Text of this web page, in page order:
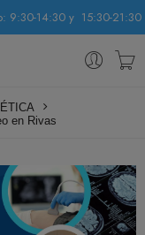
9:30-14:30 y 15:30-21:30
en Rivas